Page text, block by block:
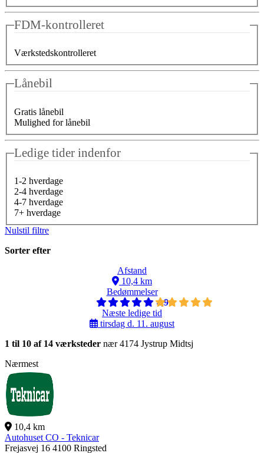
FDM-kontrolleret
Værkstedskontrolleret
Lånebil
Gratis lånebil
Mulighed for lånebil
Ledige tider indenfor
1-2 hverdage
2-4 hverdage
4-7 hverdage
7+ hverdage
Nulstil filtre
Sorter efter
Afstand
10,4 km
Bedømmelser
4,9
Næste ledige tid
tirsdag d. 11. august
1 til 10 af 14 værksteder nær 4174 Jystrup Midtsj
Nærmest
10,4 km
Autohuset CO - Teknicar
Frejasvej 16 4100 Ringsted